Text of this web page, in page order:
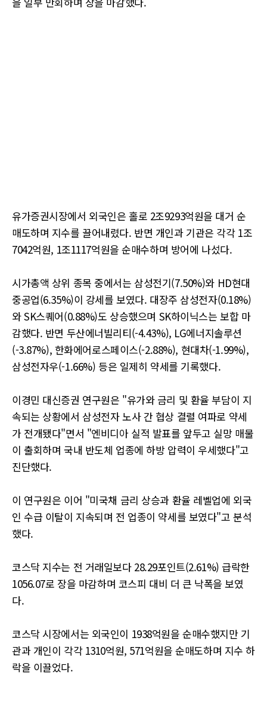
유가증권시장에서 외국인은 홀로 2조9293억원을 대거 순
매도하며 지수를 끌어내렸다. 반면 개인과 기관은 각각 1조
7042억원, 1조1117억원을 순매수하며 방어에 나섰다.
시가총액 상위 종목 중에서는 삼성전기(7.50%)와 HD현대
중공업(6.35%)이 강세를 보였다. 대장주 삼성전자(0.18%)
와 SK스퀘어(0.88%)도 상승했으며 SK하이닉스는 보합 마
감했다. 반면 두산에너빌리티(-4.43%), LG에너지솔루션
(-3.87%), 한화에어로스페이스(-2.88%), 현대차(-1.99%),
삼성전자우(-1.66%) 등은 일제히 약세를 기록했다.
이경민 대신증권 연구원은 "유가와 금리 및 환율 부담이 지
속되는 상황에서 삼성전자 노사 간 협상 결렬 여파로 약세
가 전개됐다"면서 "엔비디아 실적 발표를 앞두고 실망 매물
이 출회하며 국내 반도체 업종에 하방 압력이 우세했다"고
진단했다.
이 연구원은 이어 "미국채 금리 상승과 환율 레벨업에 외국
인 수급 이탈이 지속되며 전 업종이 약세를 보였다"고 분석
했다.
코스닥 지수는 전 거래일보다 28.29포인트(2.61%) 급락한
1056.07로 장을 마감하며 코스피 대비 더 큰 낙폭을 보였
다.
코스닥 시장에서는 외국인이 1938억원을 순매수했지만 기
관과 개인이 각각 1310억원, 571억원을 순매도하며 지수 하
락을 이끌었다.